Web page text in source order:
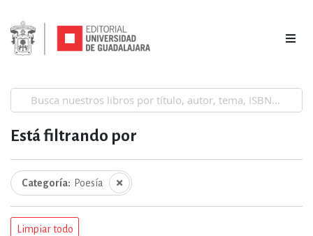
Está filtrando por
Categoría Poesía
Limpiar todo